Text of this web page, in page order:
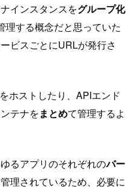
インスタンスをグループ化
理する概念だと思っていた
ビスごとにURLが発行さ
ホストしたり、APIエンド
テナをまとめて管理するよ
るアプリのそれぞれのバー
理されているため、必要に